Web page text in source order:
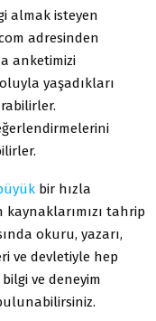
almak isteyen
adresinden
anketimizi
yaşadıkları
bir hızla
kaynaklarımızı tahrip
okuru, yazarı,
ve devletiyle hep
ve deneyim